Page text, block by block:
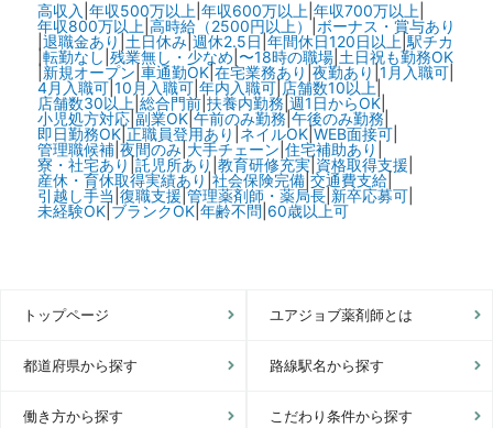
高収入 年収500万以上 年収600万以上 年収700万以上
年収800万以上 高時給（2500円以上）| ボーナス・賞与あり
退職金あり 土日休み| 週休2.5日 年間休日120日以上 駅チカ
|転勤なし 残業無し・少なめ 〜18時の職場| 土日祝も勤務OK
|新規オープン 車通勤OK|在宅業務あり 夜勤あり 1月入職可|
4月入職可| 10月入職可| 年内入職可| 店舗数10以上|
店舗数30以上 総合門前| 扶養内勤務 週1日からOK|
小児処方対応| 副業OK| 午前のみ勤務| 午後のみ勤務|
即日勤務OK| 正職員登用あり ネイルOK| WEB面接可|
管理職候補| 夜間のみ| 大手チェーン 住宅補助あり
寮・社宅あり 託児所あり 教育研修充実| 資格取得支援
産休・育休取得実績あり 社会保険完備| 交通費支給|
引越し手当 復職支援 |管理薬剤師・薬局長| 新卒応募可|
未経験OK| ブランクOK| 年齢不問 60歳以上可
トップページ ユアジョブ薬剤師とは
都道府県から探す 路線駅名から探す
働き方から探す こだわり条件から探す